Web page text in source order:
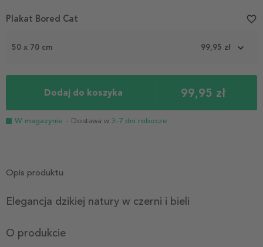
Item
50 x 70 cm 99,95 zł
Dodaj do koszyka 99,95 zł
W magazynie - Dostawa w 3-7 dni robocze
Plakat Bored Cat favorite_border
Opis produktu
Elegancja dzikiej natury w czerni i bieli
O produkcie